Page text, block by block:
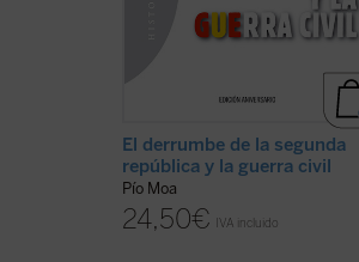
El derrumbe de la segunda
república y la guerra civil
Pío Moa
24,50€ IVA incluido